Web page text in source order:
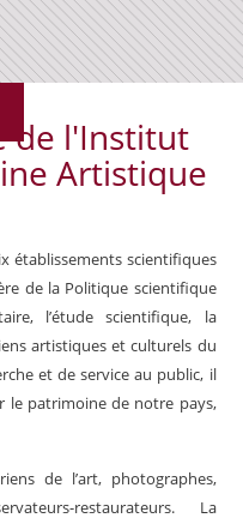
de l'Institut
Artistique
établissements scientifiques
de la Politique scientifique
l’étude scientifique, la
artistiques et culturels du
et de service au public, il
patrimoine de notre pays,
de l’art, photographes,
restaurateurs. La